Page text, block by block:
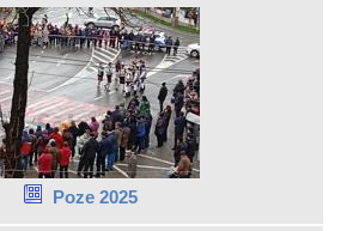
Poze 2025